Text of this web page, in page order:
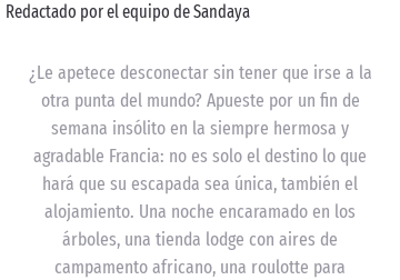
Redactado por el equipo de Sandaya
¿Le apetece desconectar sin tener que irse a la
otra punta del mundo? Apueste por un fin de
semana insólito en la siempre hermosa y
agradable Francia: no es solo el destino lo que
hará que su escapada sea única, también el
alojamiento. Una noche encaramado en los
árboles, una tienda lodge con aires de
campamento africano, una roulotte para